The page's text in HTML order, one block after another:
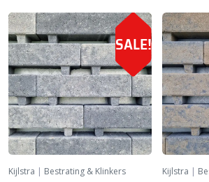
SALE!
Kijlstra | Bestrating & Klinkers Kijlstra |